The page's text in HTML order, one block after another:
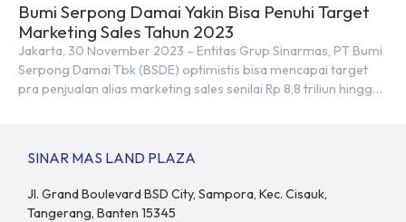
Bumi Serpong Damai Yakin Bisa Penuhi Target
Marketing Sales Tahun 2023
Jakarta, 30 November 2023 – Entitas Grup Sinarmas, PT Bumi
Serpong Damai Tbk (BSDE) optimistis bisa mencapai target
pra penjualan alias marketing sales senilai Rp 8,8 triliun hingga
target. “Kami yakin target […]
SINAR MAS LAND PLAZA
Jl. Grand Boulevard BSD City, Sampora, Kec. Cisauk,
Tangerang, Banten 15345